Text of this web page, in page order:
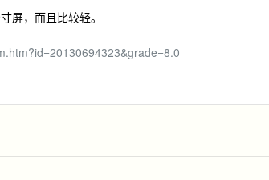
屏，而且比较轻。